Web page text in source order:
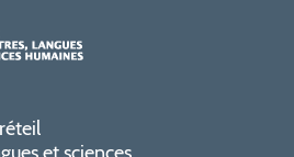
et sciences